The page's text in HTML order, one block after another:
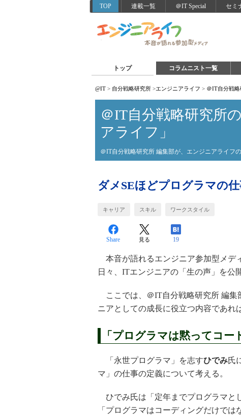
TOP 連載一覧 ＠IT Special セミ
トップ コラムニスト一覧
@IT > 自分戦略研究所 >エンジニアライフ > ＠IT自分戦略
＠IT自分戦略研究所
アライフ」
＠IT自分戦略研究所 編集部が、エンジニアライフ
ダメSEほどプログラマの
キャリア スキル ワークスタイル
Share 見る 19
本音が語れるエンジニア参加型メデ
日々、ITエンジニアの「生の声」を公
ここでは、＠IT自分戦略研究所 編集
ニアとしての成長に役立つ内容であれ
「プログラマは黙ってコ
「永世プログラマ」を志すひでみ氏
マ」の仕事の定義について考える。
ひでみ氏は「定年までプログラマと
「プログラマはコーディングだけで